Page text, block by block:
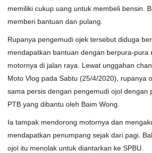
memiliki cukup uang untuk membeli bensin.
memberi bantuan dan pulang.
Rupanya pengemudi ojek tersebut diduga
mendapatkan bantuan dengan berpura-pura
motornya di jalan raya. Lewat unggahan
Moto Vlog pada Sabtu (25/4/2020), rupanya
sama persis dengan pengemudi ojol dengan
PTB yang dibantu oleh Baim Wong.
Ia tampak mendorong motornya dan
mendapatkan penumpang sejak dari pagi.
ojol itu menolak untuk diantarkan ke SPBU.